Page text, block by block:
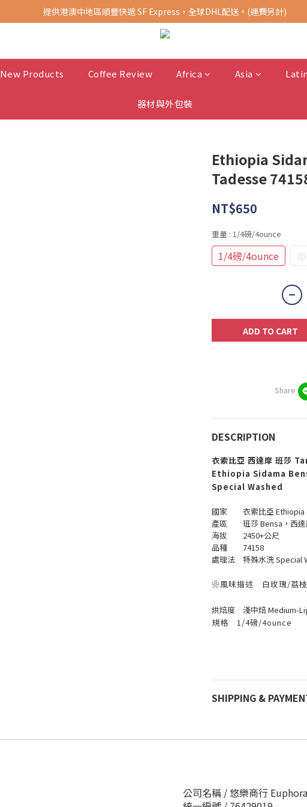
購買指定商品，滿千元免運費 (限台灣地區)
提供港澳中地區順豐快遞 SF Express，全球DHL配送。(運費另計)
購買指定商品，滿千元免運費 (限台灣地區)
New Products Coffee Review Africa Asia
器材與外包裝
Ethiopia
Tadesse
NT$650
重量 : 1/4磅/4ounce
1/4磅/4ounce
ADD TO CART
Share
DESCRIPTION
衣索比亞 西達摩 班莎
Ethiopia Sidama
Special Washed
國家 衣索比亞 Ethiopia
產區 班莎 Bensa，西達
海拔 2450+公尺
品種 74158
處理法 特殊水洗 Special
❀風味描述 白玫瑰/荔
烘焙度 淺中焙 Medium-
規格 1/4磅/4ounce
SHIPPING &
公司名稱 / 悠樂商行